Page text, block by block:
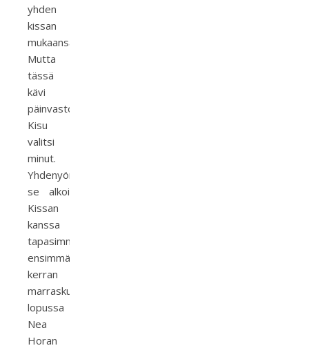
yhden
kissan
mukaansa.
Mutta
tässä
kävi
päinvastoin.
Kisu
valitsi
minut.
Yhdenyönjutusta
se alkoi
Kissan
kanssa
tapasimme
ensimmäisen
kerran
marraskuun
lopussa
Nea
Horan